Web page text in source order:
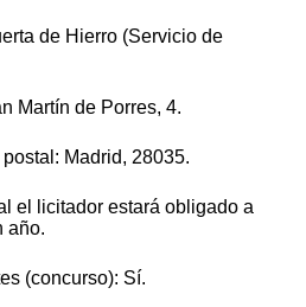
de Hierro (Servicio de
Martín de Porres, 4.
Madrid, 28035.
el licitador estará obligado a
año.
(concurso): Sí.